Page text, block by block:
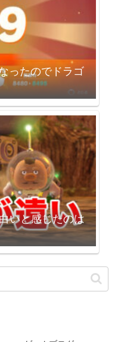
ったのでドラゴ
いと感じたのは